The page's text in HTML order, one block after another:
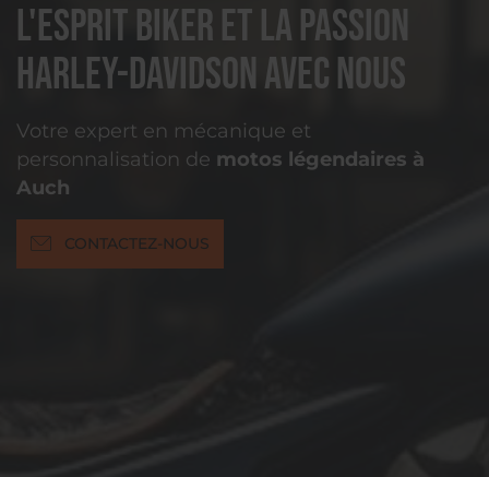
L'esprit biker et la passion
Harley-Davidson avec nous
Votre expert en mécanique et
personnalisation de motos légendaires à
Auch
CONTACTEZ-NOUS